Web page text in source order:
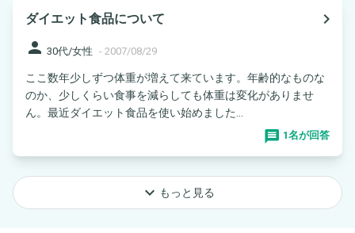
ダイエット食品について
navigate_next
person 30代/女性 - 2007/08/29
ここ数年少しずつ体重が増えて来ています。年齢的なものな
のか、少しくらい食事を減らしても体重は変化がありませ
ん。最近ダイエット食品を使い始めました...
1名が回答
keyboard_arrow_down もっと見る